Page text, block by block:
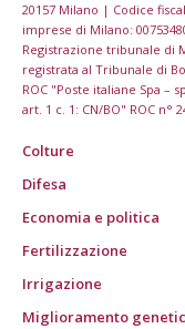
20157 Milano | Codice
imprese di Milano:
Registrazione tribunale di
registrata al Tribunale di
ROC "Poste italiane Spa –
art. 1 c. 1: CN/BO" ROC n°
Colture
Difesa
Economia e politica
Fertilizzazione
Irrigazione
Miglioramento